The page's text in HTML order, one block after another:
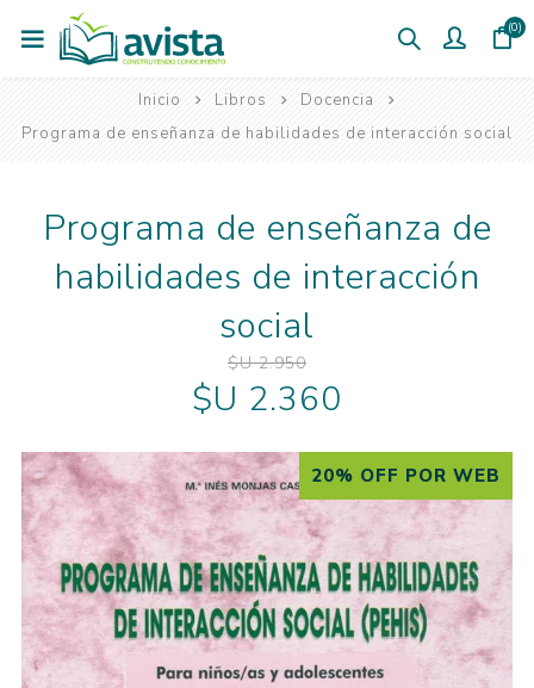
(0)
Inicio Libros
Docencia
Programa de enseñanza de habilidades de interacción social
20% OFF POR WEB
Programa de enseñanza de
habilidades de interacción
social
$U 2.950
$U 2.360